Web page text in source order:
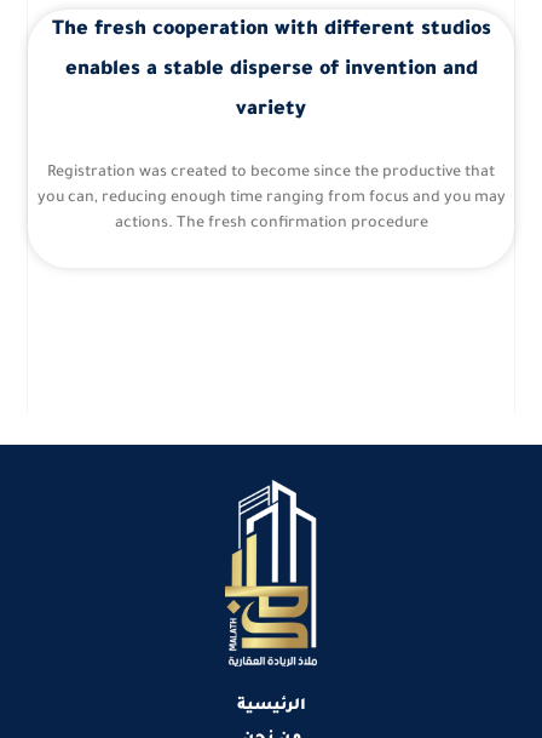
The fresh cooperation with different studios
enables a stable disperse of invention and
variety
Registration was created to become since the productive that
you can, reducing enough time ranging from focus and you may
actions. The fresh confirmation procedure
الرئيسية